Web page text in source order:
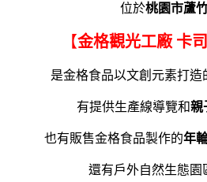
位於桃園市蘆
【金格觀光工廠 卡
是金格食品以文創元素打造
有提供生產線導覽和親
也有販售金格食品製作的年
還有戶外自然生態園